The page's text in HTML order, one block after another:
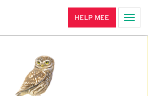
HELP MEE